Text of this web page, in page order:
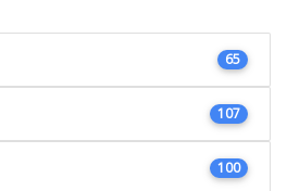
65
107
100